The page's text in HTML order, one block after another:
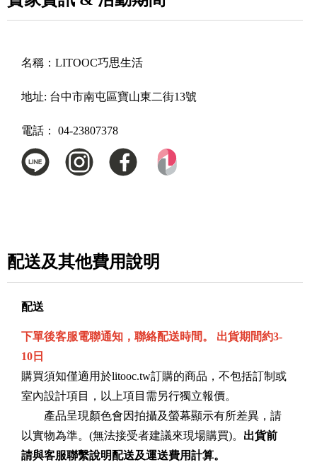
名稱： LITOOC巧思生活
地址: 台中市南屯區寶山東二街13號
電話： 04-23807378
配送及其他費用說明
配送
下單後客服電聯通知，聯絡配送時間。 出貨期間約3-
10日
購買須知僅適用於litooc.tw訂購的商品，不包括訂制或
室內設計項目，以上項目需另行獨立報價。
產品呈現顏色會因拍攝及螢幕顯示有所差異，請
以實物為準。(無法接受者建議來現場購買)。 出貨前
請與客服聯繫說明配送及運送費用計算。